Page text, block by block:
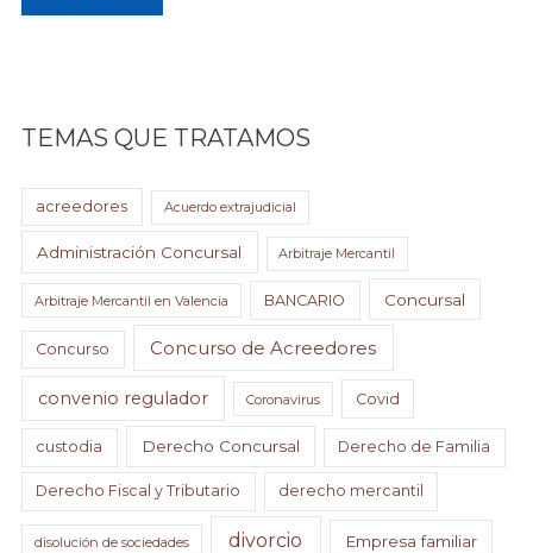
TEMAS QUE TRATAMOS
acreedores Acuerdo extrajudicial
Administración Concursal Arbitraje Mercantil
Arbitraje Mercantil en Valencia BANCARIO Concursal
Concurso Concurso de Acreedores
convenio regulador Coronavirus Covid
custodia Derecho Concursal Derecho de Familia
Derecho Fiscal y Tributario derecho mercantil
disolución de sociedades divorcio Empresa familiar